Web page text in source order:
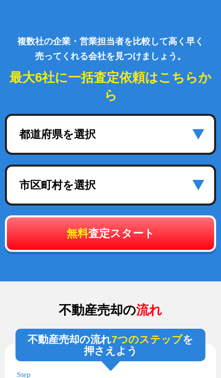
複数社の企業・営業担当者を比較して高く早く
売ってくれる会社を見つけましょう。
最大6社に一括査定依頼はこちらか
ら
都道府県を選択
市区町村を選択
無料査定スタート
不動産売却の流れ
不動産売却の流れ7つのステップを
押さえよう